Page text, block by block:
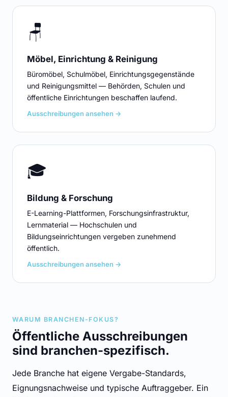
🪑
Möbel, Einrichtung & Reinigung
Büromöbel, Schulmöbel, Einrichtungsgegenstände
und Reinigungsmittel — Behörden, Schulen und
öffentliche Einrichtungen beschaffen laufend.
Ausschreibungen ansehen →
🎓
Bildung & Forschung
E-Learning-Plattformen, Forschungsinfrastruktur,
Lernmaterial — Hochschulen und
Bildungseinrichtungen vergeben zunehmend
öffentlich.
Ausschreibungen ansehen →
WARUM BRANCHEN-FOKUS?
Öffentliche Ausschreibungen
sind branchen-spezifisch.
Jede Branche hat eigene Vergabe-Standards,
Eignungsnachweise und typische Auftraggeber. Ein